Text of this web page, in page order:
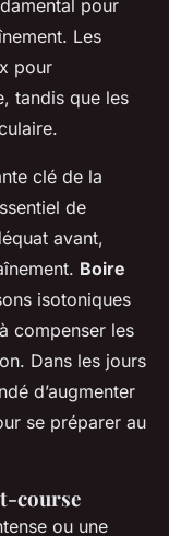
pour
Les
pour
tandis que les
clé de la
de
avant,
Boire
isotoniques
compenser les
Dans les jours
d’augmenter
se préparer au
course
ou une